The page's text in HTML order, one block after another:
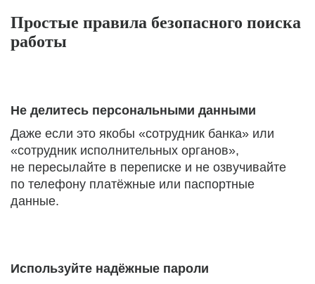
Простые правила безопасного поиска
работы
Не делитесь персональными данными
Даже если это якобы «сотрудник банка» или
«сотрудник исполнительных органов»,
не пересылайте в переписке и не озвучивайте
по телефону платёжные или паспортные
данные.
Используйте надёжные пароли